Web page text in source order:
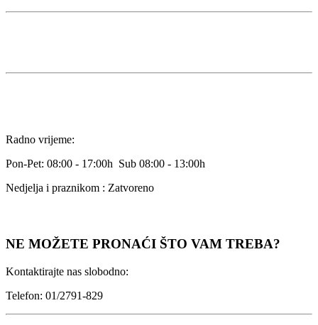
Radno vrijeme:
Pon-Pet: 08:00 - 17:00h Sub 08:00 - 13:00h
Nedjelja i praznikom : Zatvoreno
NE MOŽETE PRONAĆI ŠTO VAM TREBA?
Kontaktirajte nas slobodno:
Telefon: 01/2791-829